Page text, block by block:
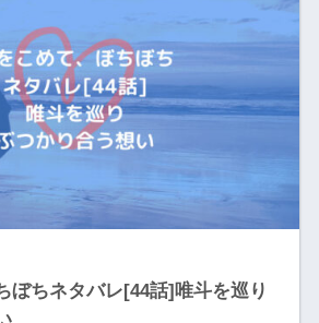
ぼちネタバレ[44話]唯斗を巡り